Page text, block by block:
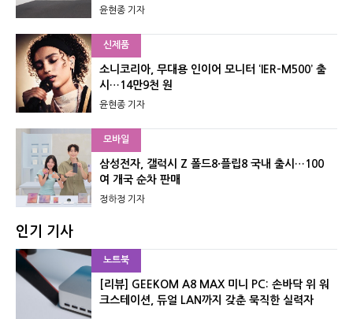
윤현종 기자
신제품
소니코리아, 무대용 인이어 모니터 ‘IER-M500’ 출
시…14만9천 원
윤현종 기자
모바일
삼성전자, 갤럭시 Z 폴드8·플립8 국내 출시…100
여 개국 순차 판매
정하정 기자
인기 기사
노트북
[리뷰] GEEKOM A8 MAX 미니 PC: 손바닥 위 워
크스테이션, 듀얼 LAN까지 갖춘 묵직한 실력자